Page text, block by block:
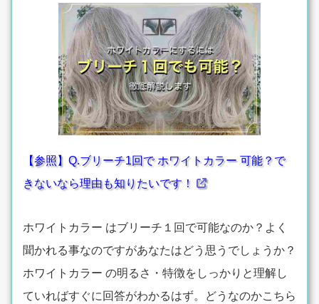
【参照】Q.ブリーチ1回で ホワイトカラー 可能？で
きないなら理由も知りたいです！
ホワイトカラー はブリーチ１回で可能なのか？よく
聞かれる事なのですがあなたはどう思うでしょうか？
ホワイトカラー の明るさ・特徴をしっかりと理解し
ていればすぐに回答がわかるはず。どうなのかこちら